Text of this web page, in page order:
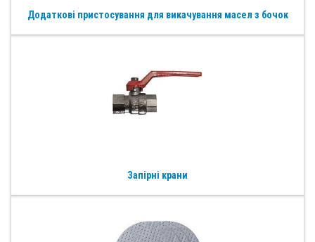
Додаткові пристосування для викачування масел з бочок
Запірні крани